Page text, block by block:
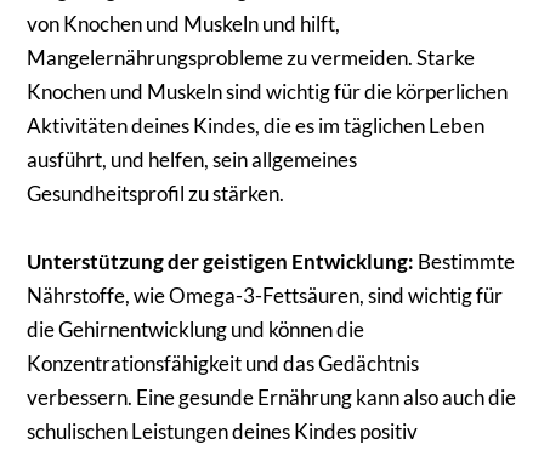
von Knochen und Muskeln und hilft,
Mangelernährungsprobleme zu vermeiden. Starke
Knochen und Muskeln sind wichtig für die körperlichen
Aktivitäten deines Kindes, die es im täglichen Leben
ausführt, und helfen, sein allgemeines
Gesundheitsprofil zu stärken.
Unterstützung der geistigen Entwicklung: Bestimmte
Nährstoffe, wie Omega-3-Fettsäuren, sind wichtig für
die Gehirnentwicklung und können die
Konzentrationsfähigkeit und das Gedächtnis
verbessern. Eine gesunde Ernährung kann also auch die
schulischen Leistungen deines Kindes positiv